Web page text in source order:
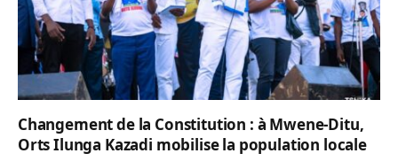
Changement de la Constitution : à Mwene-Ditu,
Orts Ilunga Kazadi mobilise la population locale